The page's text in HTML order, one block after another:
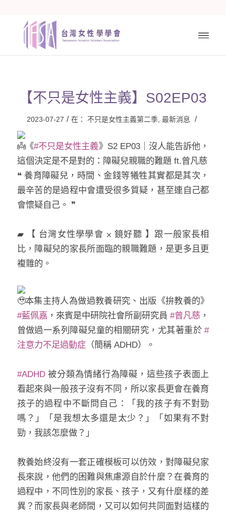
【不只是女性主義】S02EP03
2023-07-27 / 在： 不只是女性主義第二季, 最新消息 /
《#不只是女性主義》S2 EP03｜沒人能告訴他，
這個決定是不是對的：障礙兒親職的難題 ft.曾凡慈
❝ 養育障礙兒，時間、金錢等犧牲其實都是其次，
最辛苦的是過程中會遭受很多質疑，甚至連自己都
會懷疑自己。 ❞
▰ 【 台灣女性學學會 ⨉ 鏡好聽 】跟一般家長相
比，障礙兒的家長所面臨的親職難題，是更多且更
複雜的。
本集主持人為做過教養研究、出版《拚教養的》
#藍佩嘉 ，來賓是中研院社會所副研究員#曾凡慈 ，
曾做過一系列障礙兒童的相關研究，尤其著重於#
注意力不足過動症（簡稱 ADHD）。
#ADHD被分類為情緒行為障礙，這些孩子表面上
看起來與一般孩子沒有不同，所以家長更會在養育
孩子的過程中不斷問自己：「我的孩子有不對勁
嗎？」「是我想太多還是太少？」「如果有不對
勁，我該怎麼做？」
教養始終沒有一套正確模板可以仿效，對障礙兒家
長來說，他們的困難與焦慮源自於什麼？在養育的
過程中，不同性別的家長、孩子，又有什麼樣的差
異？而家長與老師間，又可以如何共同面對這樣的